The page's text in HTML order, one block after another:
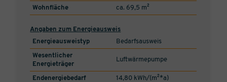
Wohnfläche ca. 69,5 m²
Angaben zum Energieausweis
Energieausweistyp
Bedarfsausweis
Wesentlicher
Energieträger
Luftwärmepumpe
Endenergiebedarf 14,80 kWh/(m²*a)